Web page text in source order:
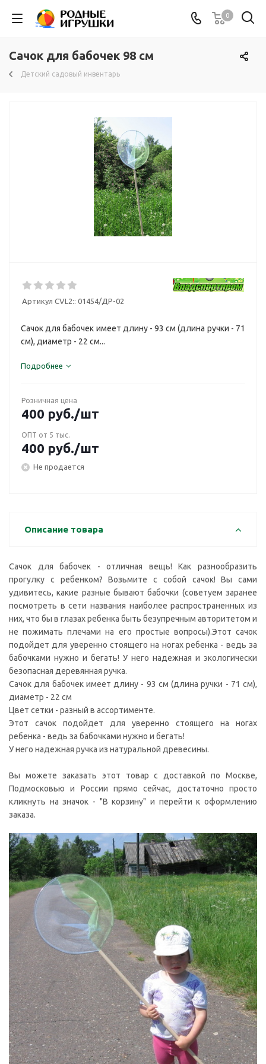
0
Сачок для бабочек 98 см
Детский садовый инвентарь
Артикул CVL2:: 01454/ДР-02
Сачок для бабочек имеет длину - 93 см (длина ручки - 71
см), диаметр - 22 см...
Подробнее
Розничная цена
400 руб./шт
ОПТ от 5 тыс.
400 руб./шт
Не продается
Описание товара
Сачок для бабочек - отличная вещь! Как разнообразить
прогулку с ребенком? Возьмите с собой сачок! Вы сами
удивитесь, какие разные бывают бабочки (советуем заранее
посмотреть в сети названия наиболее распространенных из
них, что бы в глазах ребенка быть безупречным авторитетом и
не пожимать плечами на его простые вопросы).Этот сачок
подойдет для уверенно стоящего на ногах ребенка - ведь за
бабочками нужно и бегать! У него надежная и экологически
безопасная деревянная ручка.
Сачок для бабочек имеет длину - 93 см (длина ручки - 71 см),
диаметр - 22 см
Цвет сетки - разный в ассортименте.
Этот сачок подойдет для уверенно стоящего на ногах
ребенка - ведь за бабочками нужно и бегать!
У него надежная ручка из натуральной древесины.
Вы можете заказать этот товар с доставкой по Москве,
Подмосковью и России прямо сейчас, достаточно просто
кликнуть на значок - "В корзину" и перейти к оформлению
заказа.